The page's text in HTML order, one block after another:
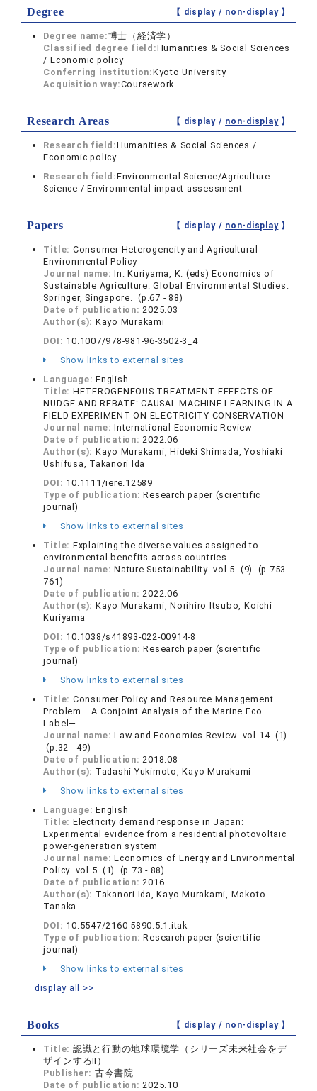
Degree 【 display / non-display】
Degree name:博士（経済学）
Classified degree field:Humanities & Social Sciences
/ Economic policy
Conferring institution:Kyoto University
Acquisition way:Coursework
Research Areas 【 display / non-display】
Research field:Humanities & Social Sciences /
Economic policy
Research field:Environmental Science/Agriculture
Science / Environmental impact assessment
Papers 【 display / non-display】
Title: Consumer Heterogeneity and Agricultural
Environmental Policy
Journal name:In: Kuriyama, K. (eds) Economics of
Sustainable Agriculture. Global Environmental Studies.
Springer, Singapore. (p.67 - 88)
Date of publication:2025.03
Author(s): Kayo Murakami
DOI: 10.1007/978-981-96-3502-3_4
Show links to external sites
Language:English
Title: HETEROGENEOUS TREATMENT EFFECTS OF
NUDGE AND REBATE: CAUSAL MACHINE LEARNING IN A
FIELD EXPERIMENT ON ELECTRICITY CONSERVATION
Journal name:International Economic Review
Date of publication:2022.06
Author(s): Kayo Murakami, Hideki Shimada, Yoshiaki
Ushifusa, Takanori Ida
DOI: 10.1111/iere.12589
Type of publication:Research paper (scientific
journal)
Show links to external sites
Title: Explaining the diverse values assigned to
environmental benefits across countries
Journal name:Nature Sustainability vol.5 (9) (p.753 -
761)
Date of publication:2022.06
Author(s): Kayo Murakami, Norihiro Itsubo, Koichi
Kuriyama
DOI: 10.1038/s41893-022-00914-8
Type of publication:Research paper (scientific
journal)
Show links to external sites
Title: Consumer Policy and Resource Management
Problem ―A Conjoint Analysis of the Marine Eco
Label―
Journal name:Law and Economics Review vol.14 (1)
(p.32 - 49)
Date of publication:2018.08
Author(s): Tadashi Yukimoto, Kayo Murakami
Show links to external sites
Language:English
Title: Electricity demand response in Japan:
Experimental evidence from a residential photovoltaic
power-generation system
Journal name:Economics of Energy and Environmental
Policy vol.5 (1) (p.73 - 88)
Date of publication:2016
Author(s): Takanori Ida, Kayo Murakami, Makoto
Tanaka
DOI: 10.5547/2160-5890.5.1.itak
Type of publication:Research paper (scientific
journal)
Show links to external sites
display all >>
Books 【 display / non-display】
Title: 認識と行動の地球環境学（シリーズ未来社会をデ
ザインするⅡ）
Publisher: 古今書院
Date of publication:2025.10